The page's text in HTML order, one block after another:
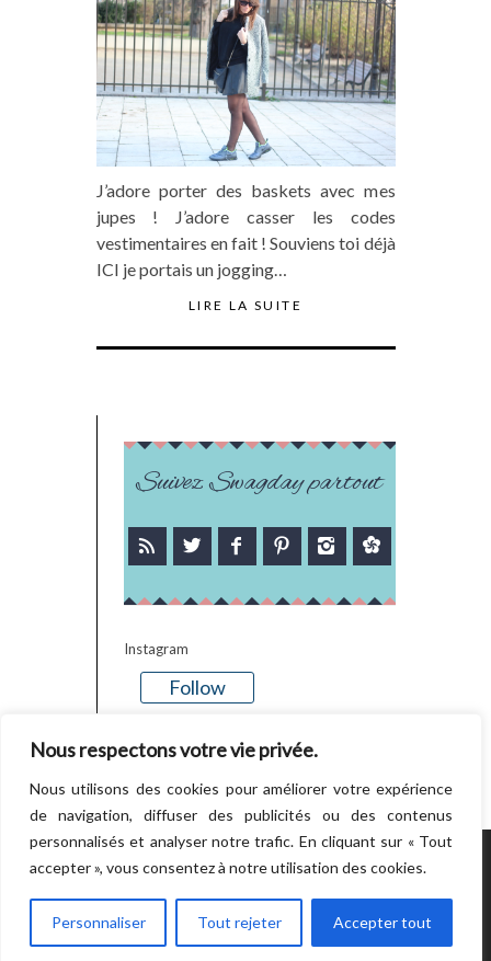
Nous respectons votre vie privée.
Nous utilisons des cookies pour améliorer votre expérience
de navigation, diffuser des publicités ou des contenus
personnalisés et analyser notre trafic. En cliquant sur « Tout
accepter », vous consentez à notre utilisation des cookies.
Personnaliser Tout rejeter Accepter tout
J’adore porter des baskets avec mes
jupes ! J’adore casser les codes
vestimentaires en fait ! Souviens toi déjà
ICI je portais un jogging…
LIRE LA SUITE
Suivez Swagday partout
Instagram
Follow
POWERED BY WORDPRESS.CREATED BY
THEMESINDEP
RETOUR EN HAUT